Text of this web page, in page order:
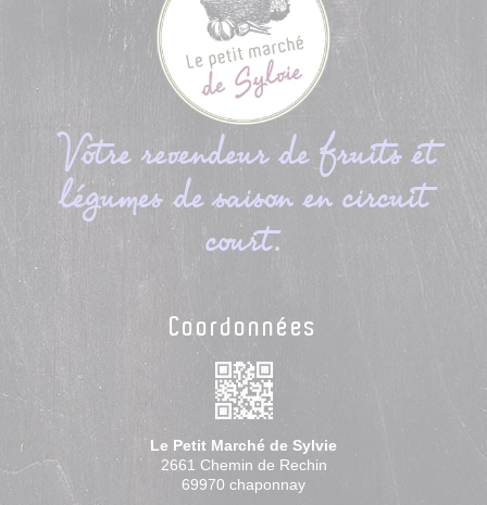
Votre revendeur de fruits et
légumes de saison en circuit
court.
Coordonnées
Le Petit Marché de Sylvie
2661 Chemin de Rechin
69970 chaponnay